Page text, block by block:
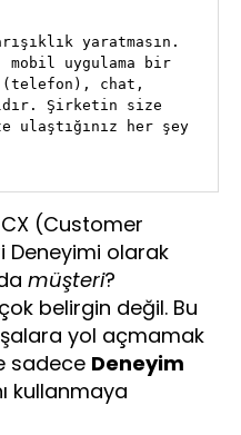
yaratmasın.
uygulama bir
(telefon), chat,
Şirketin size
ulaştığınız her şey
(Customer
Deneyimi olarak
müşteri?
belirgin değil. Bu
yol açmamak
sadece Deneyim
kullanmaya